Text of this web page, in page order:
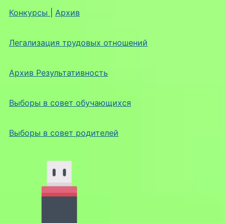
Конкурсы Архив
Легализация трудовых отношений
Архив Результативность
Выборы в совет обучающихся
Выборы в совет родителей